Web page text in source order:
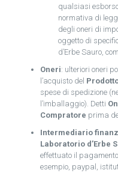
qualsiasi
normativa di
degli oneri di
oggetto di
d’Erbe Sauro,
Oneri: ulteriori oneri
l’acquisto del
spese di spedizione
l’imballaggio). Detti
Compratore prima
Intermediario
Laboratorio d’Erbe
effettuato il
esempio, paypal,